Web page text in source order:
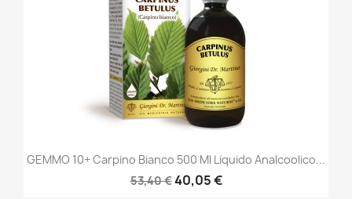
GEMMO 10+ Carpino Bianco 500 Ml Liquido Analcoolico...
53,40 €40,05 €